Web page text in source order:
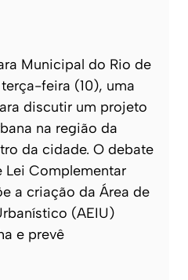
Municipal do Rio de
feira (10), uma
discutir um projeto
na região da
da cidade. O debate
Complementar
a criação da Área de
(AEIU)
e prevê